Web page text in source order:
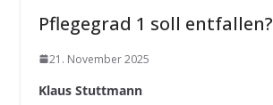
Pflegegrad 1 soll entfallen?
21. November 2025
Klaus Stuttmann